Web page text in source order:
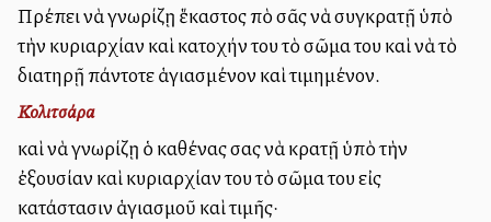
Πρέπει νὰ γνωρίζῃ ἕκαστος ἀπὸ σᾶς νὰ συγκρατῇ ὑπὸ
τὴν κυριαρχίαν καὶ κατοχήν του τὸ σῶμα του καὶ νὰ τὸ
διατηρῇ πάντοτε ἁγιασμένον καὶ τιμημένον.
Κολιτσάρα
καὶ νὰ γνωρίζῃ ὁ καθένας σας νὰ κρατῇ ὑπὸ τὴν
ἐξουσίαν καὶ κυριαρχίαν του τὸ σῶμα του εἰς
κατάστασιν ἁγιασμοῦ καὶ τιμῆς·